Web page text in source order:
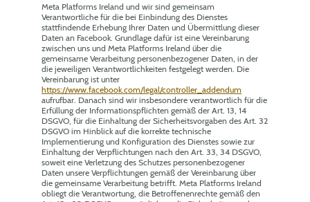
Meta Platforms Ireland und wir sind gemeinsam
Verantwortliche für die bei Einbindung des Dienstes
stattfindende Erhebung Ihrer Daten und Übermittlung dieser
Daten an Facebook. Grundlage dafür ist eine Vereinbarung
zwischen uns und Meta Platforms Ireland über die
gemeinsame Verarbeitung personenbezogener Daten, in der
die jeweiligen Verantwortlichkeiten festgelegt werden. Die
Vereinbarung ist unter
https://www.facebook.com/legal/controller_addendum
aufrufbar. Danach sind wir insbesondere verantwortlich für die
Erfüllung der Informationspflichten gemäß der Art. 13, 14
DSGVO, für die Einhaltung der Sicherheitsvorgaben des Art. 32
DSGVO im Hinblick auf die korrekte technische
Implementierung und Konfiguration des Dienstes sowie zur
Einhaltung der Verpflichtungen nach den Art. 33, 34 DSGVO,
soweit eine Verletzung des Schutzes personenbezogener
Daten unsere Verpflichtungen gemäß der Vereinbarung über
die gemeinsame Verarbeitung betrifft. Meta Platforms Ireland
obliegt die Verantwortung, die Betroffenenrechte gemäß den